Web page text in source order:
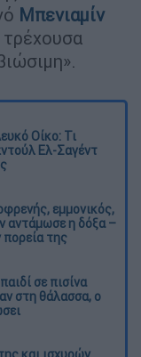
Μπενιαμίν
Οίκο: Τι
Ελ-Σαγέντ
εμμονικός,
αντάμωσε η δόξα –
πορεία της
σε πισίνα
στη θάλασσα, ο